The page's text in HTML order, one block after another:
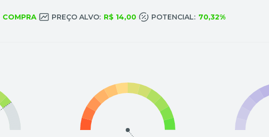
COMPRA PREÇO ALVO: R$ 14,00 POTENCIAL: 70,32%